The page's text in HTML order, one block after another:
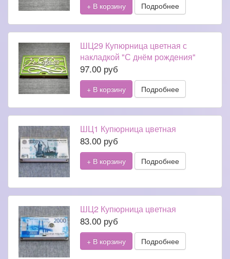
+ В корзину Подробнее
ШЦ29 Купюрница цветная с
накладкой "С днём рождения"
97.00 руб
+ В корзину Подробнее
ШЦ1 Купюрница цветная
83.00 руб
+ В корзину Подробнее
ШЦ2 Купюрница цветная
83.00 руб
+ В корзину Подробнее